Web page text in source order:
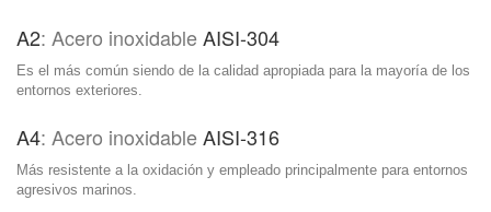
A2: Acero inoxidableAISI-304
Es el más común siendo de la calidad apropiada para la mayoría de los
entornos exteriores.
A4: Acero inoxidableAISI-316
Más resistente a la oxidación y empleado principalmente para entornos
agresivos marinos.